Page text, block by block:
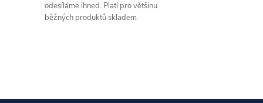
odesíláme ihned. Platí pro většinu
běžných produktů skladem